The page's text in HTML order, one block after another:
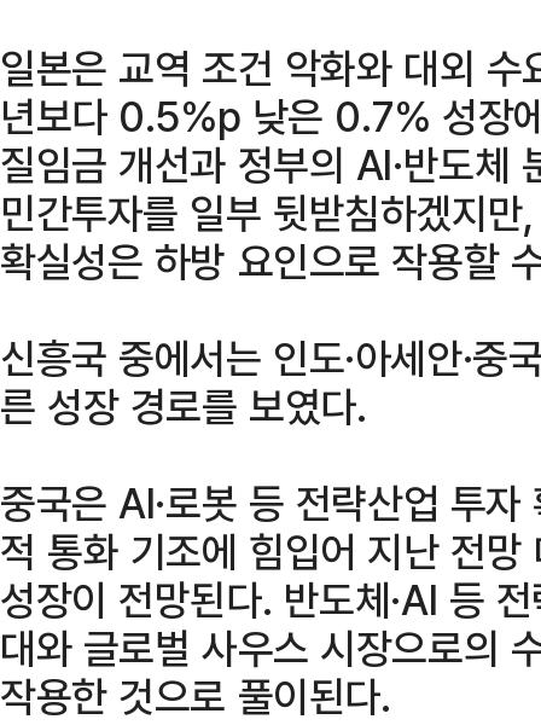
일본은 교역 조건 악화와 대외
년보다 0.5%p 낮은 0.7% 성장
질임금 개선과 정부의 AI·반도체
민간투자를 일부 뒷받침하겠지
확실성은 하방 요인으로 작용할
신흥국 중에서는 인도·아세안·중
른 성장 경로를 보였다.
중국은 AI·로봇 등 전략산업 투
적 통화 기조에 힘입어 지난 전
성장이 전망된다. 반도체·AI 등
대와 글로벌 사우스 시장으로의
작용한 것으로 풀이된다.